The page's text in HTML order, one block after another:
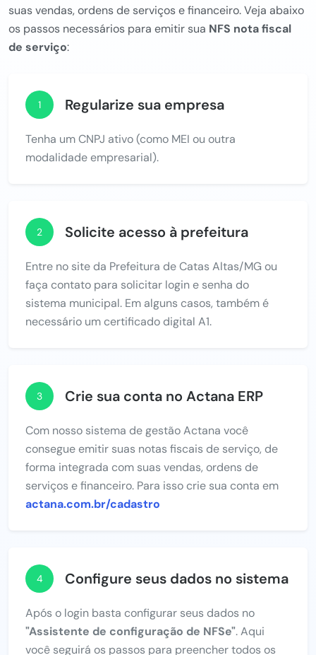
suas vendas, ordens de serviços e financeiro. Veja abaixo
os passos necessários para emitir sua NFS nota fiscal
de serviço:
1 Regularize sua empresa
Tenha um CNPJ ativo (como MEI ou outra
modalidade empresarial).
2 Solicite acesso à prefeitura
Entre no site da Prefeitura de Catas Altas/MG ou
faça contato para solicitar login e senha do
sistema municipal. Em alguns casos, também é
necessário um certificado digital A1.
3 Crie sua conta no Actana ERP
Com nosso sistema de gestão Actana você
consegue emitir suas notas fiscais de serviço, de
forma integrada com suas vendas, ordens de
serviços e financeiro. Para isso crie sua conta em
actana.com.br/cadastro
4 Configure seus dados no sistema
Após o login basta configurar seus dados no
"Assistente de configuração de NFSe". Aqui
você seguirá os passos para preencher todos os